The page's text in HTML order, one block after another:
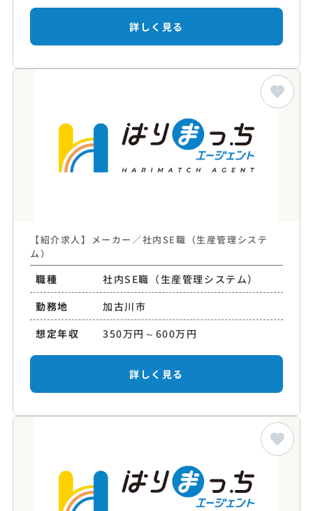
詳しく見る
【紹介求人】メーカー／社内SE職（生産管理システ
ム）
職種
社内SE職（生産管理システム）
勤務地
加古川市
想定年収
350万円～600万円
詳しく見る